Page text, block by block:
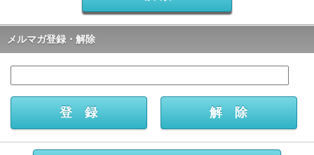
メルマガ登録・解除